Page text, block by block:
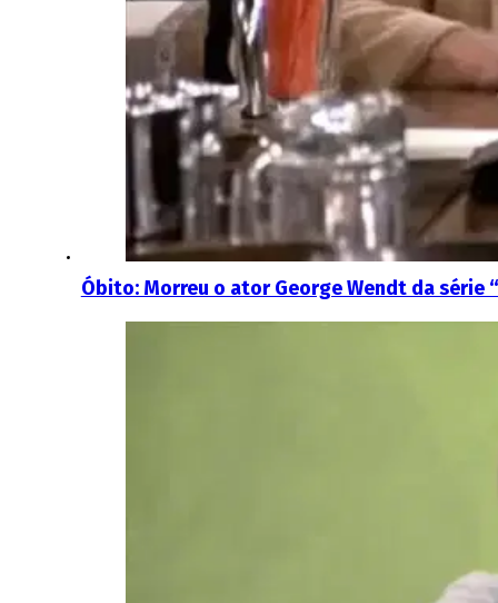
Óbito: Morreu o ator George Wendt da série